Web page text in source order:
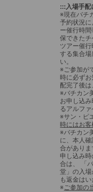
:::入場手配
※現在バチ
予約状況
ー催行時
保できた
ツアー催
する集合
い。
※ご参加が
時に必ず
配完了後は
※バチカン
お申し込
るアルフ
※サン・ピ
時にはお客
※バチカン
に、本人
合があり
申し込み
合は、 「
堂」の入
も返金はい
※ご参加の